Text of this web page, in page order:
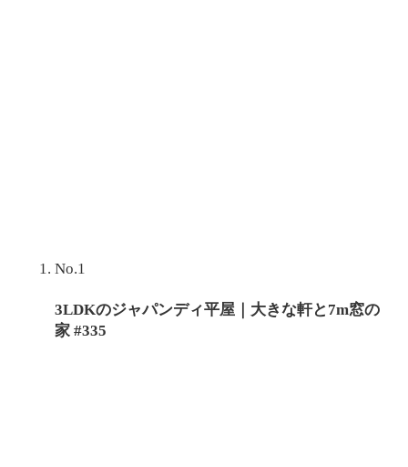
No.1
3LDKのジャパンディ平屋｜大きな軒と7m窓の
家 #335